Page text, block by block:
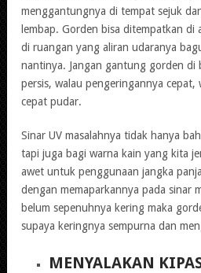
menggantungnya di tempat sejuk
lembap. Gorden bisa ditempatkan di
di ruangan yang aliran udaranya
nantinya. Jangan gantung gorden di
persis, walau pengeringannya cepat,
cepat pudar.
Sinar UV masalahnya tidak hanya
tapi juga bagi warna kain yang kita
awet untuk penggunaan jangka
dengan memaparkannya pada sinar
belum sepenuhnya kering maka
supaya keringnya sempurna dan
MENYALAKAN